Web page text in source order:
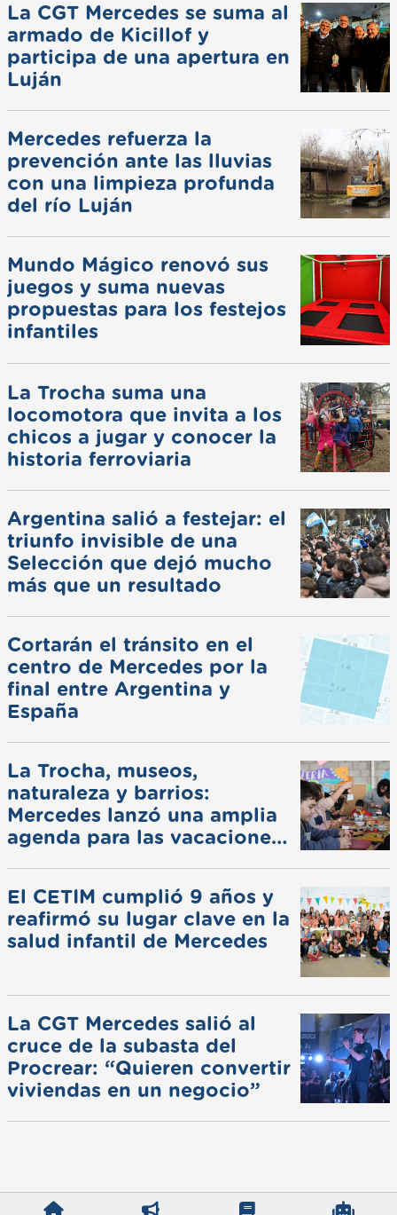
La CGT Mercedes se suma al
armado de Kicillof y
participa de una apertura en
Luján
Mercedes refuerza la
prevención ante las lluvias
con una limpieza profunda
del río Luján
Mundo Mágico renovó sus
juegos y suma nuevas
propuestas para los festejos
infantiles
La Trocha suma una
locomotora que invita a los
chicos a jugar y conocer la
historia ferroviaria
Argentina salió a festejar: el
triunfo invisible de una
Selección que dejó mucho
más que un resultado
Cortarán el tránsito en el
centro de Mercedes por la
final entre Argentina y
España
La Trocha, museos,
naturaleza y barrios:
Mercedes lanzó una amplia
agenda para las vacaciones
El CETIM cumplió 9 años y
reafirmó su lugar clave en la
salud infantil de Mercedes
La CGT Mercedes salió al
cruce de la subasta del
Procrear: “Quieren convertir
viviendas en un negocio”